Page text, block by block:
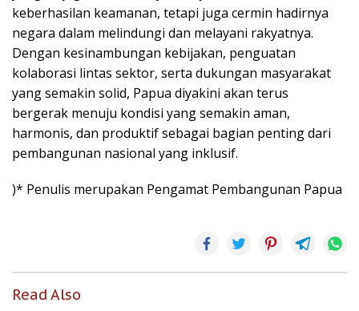
keberhasilan keamanan, tetapi juga cermin hadirnya
negara dalam melindungi dan melayani rakyatnya.
Dengan kesinambungan kebijakan, penguatan
kolaborasi lintas sektor, serta dukungan masyarakat
yang semakin solid, Papua diyakini akan terus
bergerak menuju kondisi yang semakin aman,
harmonis, dan produktif sebagai bagian penting dari
pembangunan nasional yang inklusif.
)* Penulis merupakan Pengamat Pembangunan Papua
Read Also